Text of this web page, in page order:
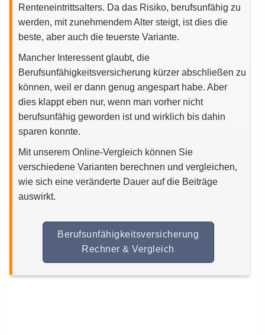
Renteneintrittsalters. Da das Risiko, berufsunfähig zu
werden, mit zunehmendem Alter steigt, ist dies die
beste, aber auch die teuerste Variante.
Mancher Interessent glaubt, die
Berufsunfähigkeitsversicherung kürzer abschließen zu
können, weil er dann genug angespart habe. Aber
dies klappt eben nur, wenn man vorher nicht
berufsunfähig geworden ist und wirklich bis dahin
sparen konnte.
Mit unserem Online-Vergleich können Sie
verschiedene Varianten berechnen und vergleichen,
wie sich eine veränderte Dauer auf die Beiträge
auswirkt.
Berufsunfähigkeitsversicherung
Rechner & Vergleich